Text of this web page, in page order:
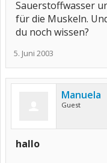
Sauerstoffwasser
für die Muskeln.
du noch wissen?
5. Juni 2003
Manuela
Guest
hallo